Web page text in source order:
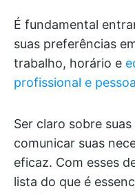
É fundamental
suas preferências
trabalho, horário e
profissional e
Ser claro sobre
comunicar suas
eficaz. Com esses
lista do que é